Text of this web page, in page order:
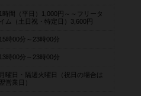
1時間（平日）1,000円～～フリータ
イム（土日祝・特定日）3,600円
15時00分～23時00分
13時00分～23時00分
月曜日・隔週火曜日（祝日の場合は
翌営業日）